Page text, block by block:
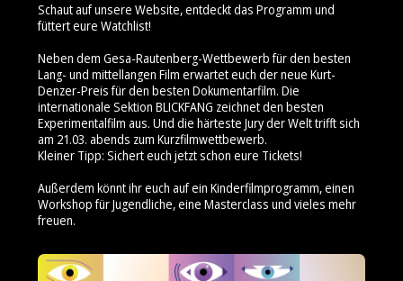
Schaut auf unsere Website, entdeckt das Programm und
füttert eure Watchlist!
Neben dem Gesa-Rautenberg-Wettbewerb für den besten
Lang- und mittellangen Film erwartet euch der neue Kurt-
Denzer-Preis für den besten Dokumentarfilm. Die
internationale Sektion BLICKFANG zeichnet den besten
Experimentalfilm aus. Und die härteste Jury der Welt trifft sich
am 21.03. abends zum Kurzfilmwettbewerb.
Kleiner Tipp: Sichert euch jetzt schon eure Tickets!
Außerdem könnt ihr euch auf ein Kinderfilmprogramm, einen
Workshop für Jugendliche, eine Masterclass und vieles mehr
freuen.